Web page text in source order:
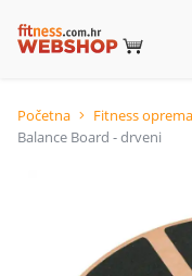
Početna Fitness oprema
Balance Board - drveni